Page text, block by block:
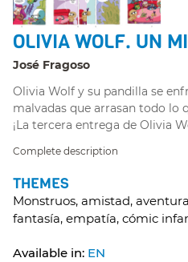
OLIVIA WOLF. UN
José Fragoso
Olivia Wolf y su pandilla se
malvadas que arrasan todo lo
¡La tercera entrega de Olivia
Complete description
THEMES
Monstruos, amistad,
fantasía, empatía, cómic
Available in: EN